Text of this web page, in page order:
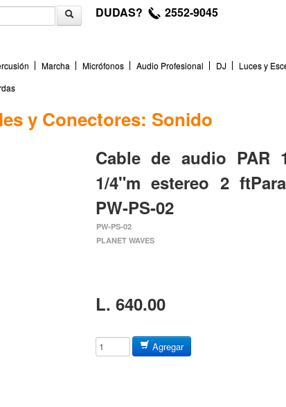
DUDAS? 2552-9045
Marcha Micrófonos Audio Profesional DJ
Luces y
y Conectores: Sonido
Cable de audio PAR
1/4"m estereo 2
PW-PS-02
PW-PS-02
PLANET WAVES
L. 640.00
Agregar